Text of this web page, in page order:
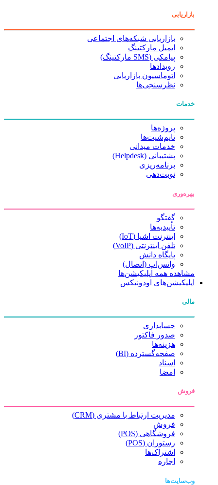
بازاریابی
بازاریابی شبکه‌های اجتماعی
ایمیل مارکتینگ
پیامکی (SMS مارکتینگ)
رویدادها
اتوماسیون بازاریابی
نظرسنجی‌ها
خدمات
پروژه‌ها
تایم‌شیت‌ها
خدمات میدانی
پشتیبانی (Helpdesk)
برنامه‌ریزی
نوبت‌دهی
بهره‌وری
گفتگو
تأییدیه‌ها
اینترنت اشیا (IoT)
تلفن اینترنتی (VoIP)
پایگاه دانش
واتس‌اپ (اتصال)
مشاهده همه اپلیکیشن‌ها
اپلیکیشن‌های اودونیکس
مالی
حسابداری
صدور فاکتور
هزینه‌ها
صفحه‌گسترده (BI)
اسناد
امضا
فروش
مدیریت ارتباط با مشتری (CRM)
فروش
فروشگاهی (POS)
رستوران (POS)
اشتراک‌ها
اجاره
وب‌سایت‌ها